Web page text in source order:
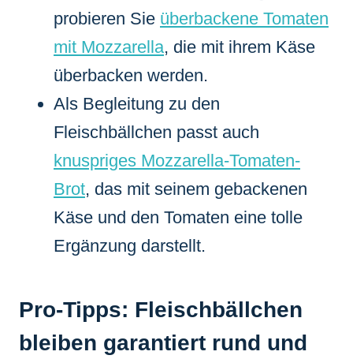
probieren Sie überbackene Tomaten
mit Mozzarella, die mit ihrem Käse
überbacken werden.
Als Begleitung zu den
Fleischbällchen passt auch
knuspriges Mozzarella-Tomaten-
Brot, das mit seinem gebackenen
Käse und den Tomaten eine tolle
Ergänzung darstellt.
Pro-Tipps: Fleischbällchen
bleiben garantiert rund und